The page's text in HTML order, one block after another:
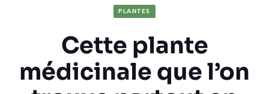
PLANTES
Cette plante
médicinale que l’on